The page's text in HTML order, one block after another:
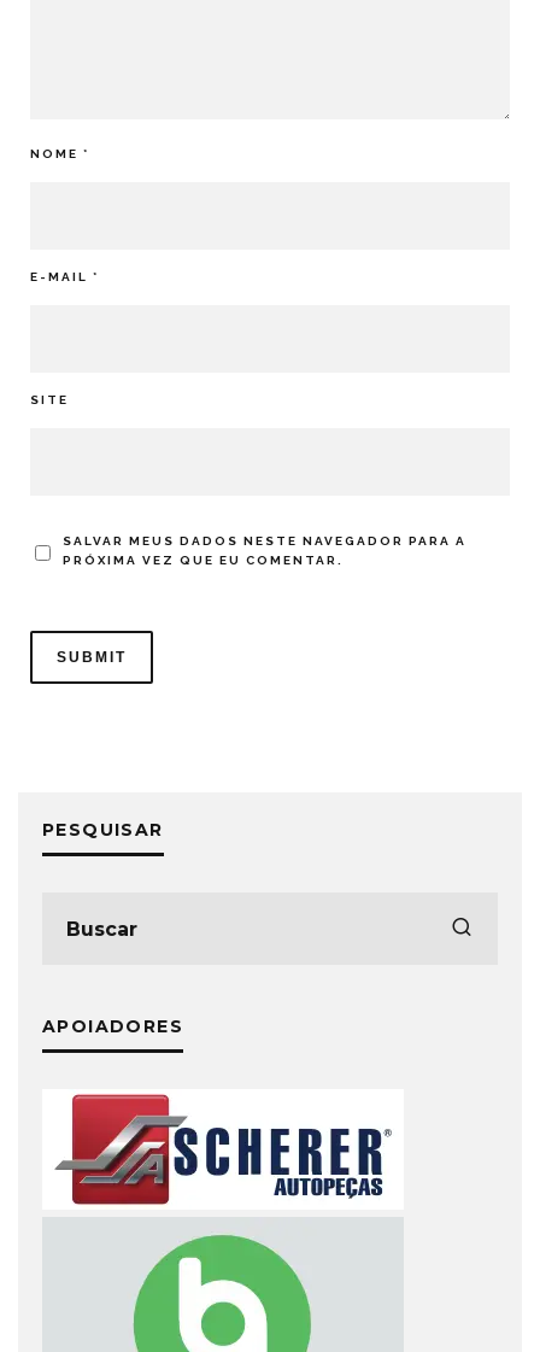
NOME *
E-MAIL *
SITE
SALVAR MEUS DADOS NESTE NAVEGADOR PARA A
PRÓXIMA VEZ QUE EU COMENTAR.
PESQUISAR
APOIADORES